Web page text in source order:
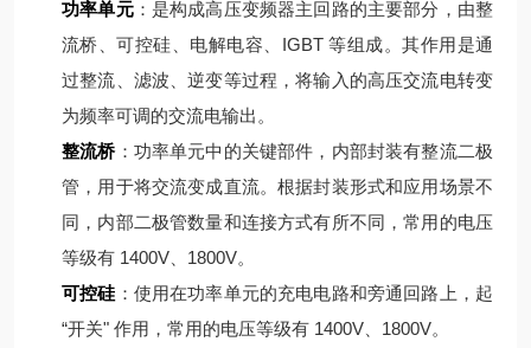
功率单元：是构成高压变频器主回路的主要部分，由整
流桥、可控硅、电解电容、IGBT 等组成。其作用是通
过整流、滤波、逆变等过程，将输入的高压交流电转变
为频率可调的交流电输出。
整流桥：功率单元中的关键部件，内部封装有整流二极
管，用于将交流变成直流。根据封装形式和应用场景不
同，内部二极管数量和连接方式有所不同，常用的电压
等级有 1400V、1800V。
可控硅 ：使用在功率单元的充电电路和旁通回路上，起
“开关" 作用，常用的电压等级有 1400V、1800V。